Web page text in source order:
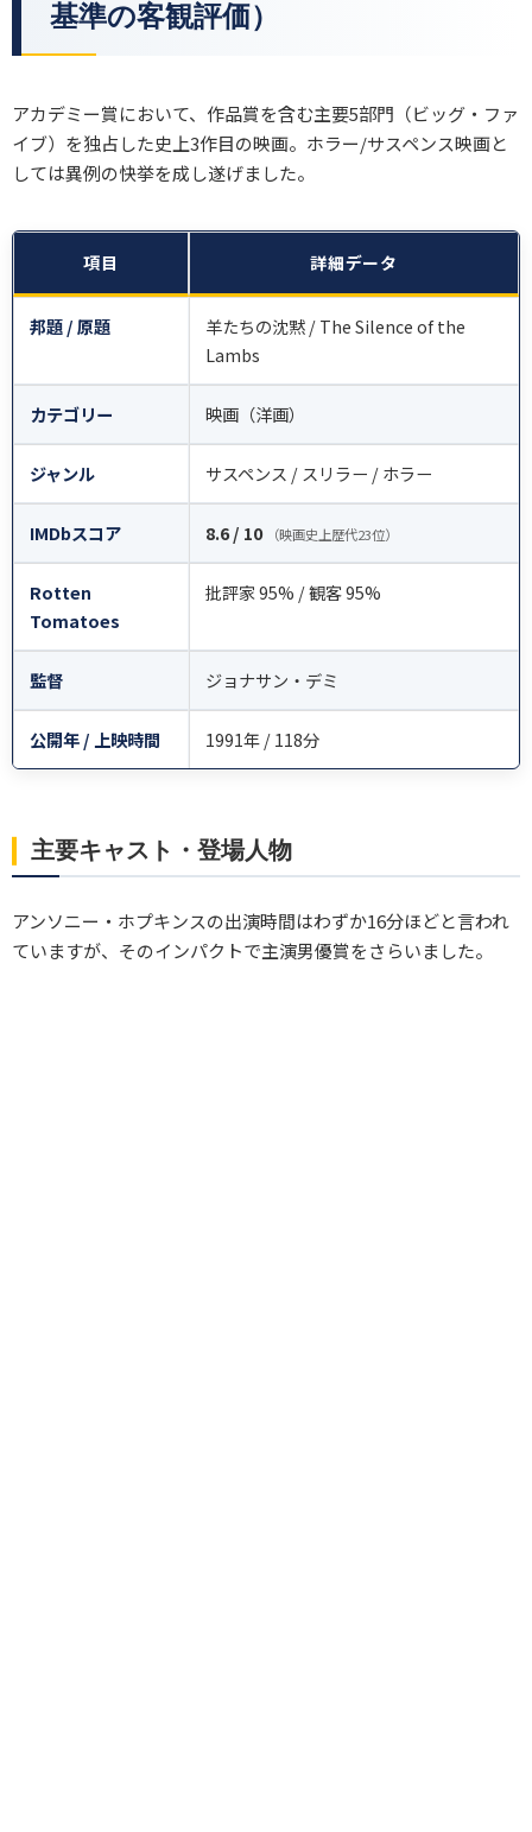
基準の客観評価）
アカデミー賞において、作品賞を含む主要5部門（ビッグ・ファ
イブ）を独占した史上3作目の映画。ホラー/サスペンス映画と
しては異例の快挙を成し遂げました。
項目 詳細データ
邦題 / 原題
羊たちの沈黙 / The Silence of the
Lambs
カテゴリー 映画（洋画）
ジャンル サスペンス / スリラー / ホラー
IMDbスコア 8.6 / 10 （映画史上歴代23位）
Rotten
Tomatoes
批評家 95% / 観客 95%
監督 ジョナサン・デミ
公開年 / 上映時間 1991年 / 118分
主要キャスト・登場人物
アンソニー・ホプキンスの出演時間はわずか16分ほどと言われ
ていますが、そのインパクトで主演男優賞をさらいました。